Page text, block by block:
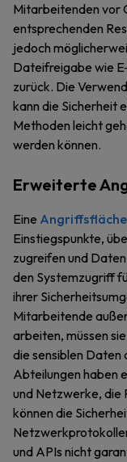
Mitarbeitenden vor
entsprechenden
jedoch
Dateifreigabe wie
zurück. Die
kann die Sicherheit
Methoden leicht
werden können.
Erweiterte
Eine Angriffsfläche
Einstiegspunkte,
zugreifen und
den Systemzugriff
ihrer
Mitarbeitende
arbeiten, müssen
die sensiblen Daten
Abteilungen haben
und Netzwerke,
können die
und APIs nicht